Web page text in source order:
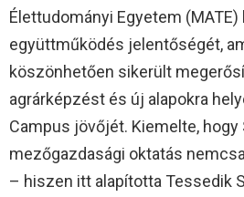
Élettudományi Egyetem
együttműködés jelentőségét,
köszönhetően sikerült
agrárképzést és új alapokra
Campus jövőjét. Kiemelte, hogy
mezőgazdasági oktatás
– hiszen itt alapította Tessedik